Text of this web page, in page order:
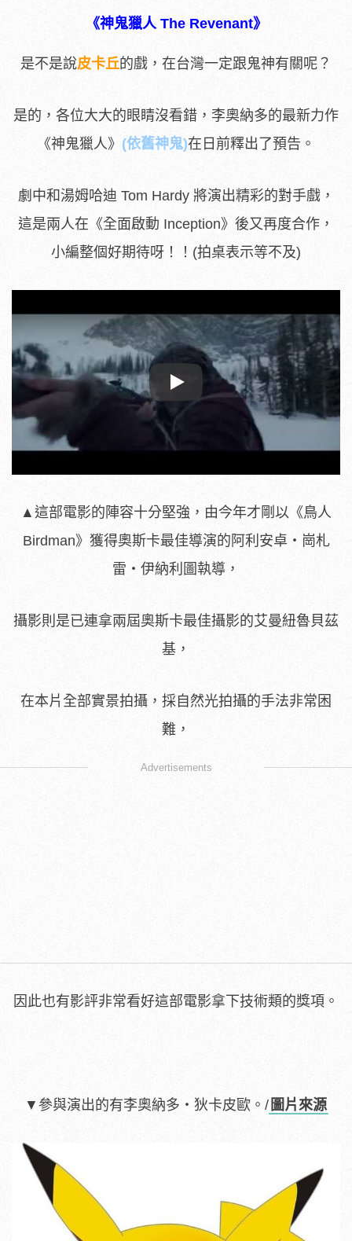
《神鬼獵人 The Revenant》
是不是說皮卡丘的戲，在台灣一定跟鬼神有關呢？
是的，各位大大的眼睛沒看錯，李奧納多的最新力作
《神鬼獵人》 (依舊神鬼)在日前釋出了預告。
劇中和湯姆哈迪 Tom Hardy 將演出精彩的對手戲，
這是兩人在《全面啟動 Inception》後又再度合作，
小編整個好期待呀！！(拍桌表示等不及)
Play
▲ 這部電影的陣容十分堅強，由今年才剛以《鳥人
Birdman》獲得奧斯卡最佳導演的阿利安卓‧崗札
雷‧伊納利圖執導，
攝影則是已連拿兩屆奧斯卡最佳攝影的艾曼紐魯貝茲
基，
在本片全部實景拍攝，採自然光拍攝的手法非常困
難，
Advertisements
因此也有影評非常看好這部電影拿下技術類的獎項。
▼ 參與演出的有李奧納多‧狄卡皮歐。/ 圖片來源